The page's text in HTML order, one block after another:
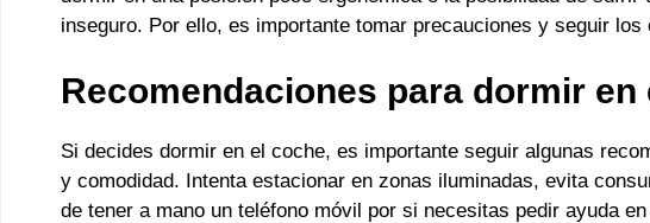
inseguro. Por ello, es importante tomar precauciones y seguir
Recomendaciones para dormir en
Si decides dormir en el coche, es importante seguir algunas
y comodidad. Intenta estacionar en zonas iluminadas, evita
de tener a mano un teléfono móvil por si necesitas pedir ayuda